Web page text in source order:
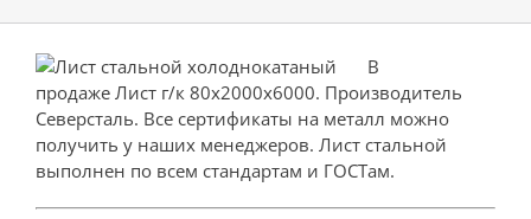
В
продаже Лист г/к 80х2000х6000. Производитель
Северсталь. Все сертификаты на металл можно
получить у наших менеджеров. Лист стальной
выполнен по всем стандартам и ГОСТам.